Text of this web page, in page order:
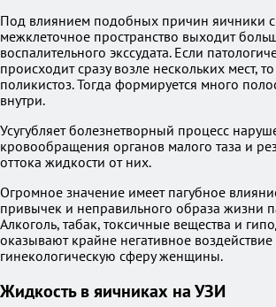
Под влиянием подобных причин яичники
межклеточное пространство выходит
воспалительного экссудата. Если
происходит сразу возле нескольких мест,
поликистоз. Тогда формируется много
внутри.
Усугубляет болезнетворный процесс
кровообращения органов малого таза и
оттока жидкости от них.
Огромное значение имеет пагубное
привычек и неправильного образа жизни
Алкоголь, табак, токсичные вещества и
оказывают крайне негативное воздействие
гинекологическую сферу женщины.
Жидкость в яичниках на УЗИ